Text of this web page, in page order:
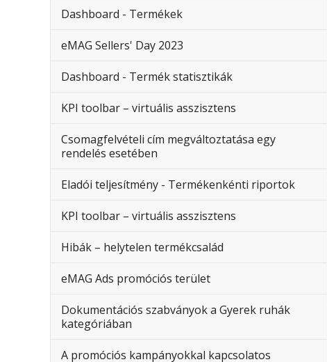
Dashboard - Termékek
eMAG Sellers' Day 2023
Dashboard - Termék statisztikák
KPI toolbar – virtuális asszisztens
Csomagfelvételi cím megváltoztatása egy
rendelés esetében
Eladói teljesítmény - Termékenkénti riportok
KPI toolbar – virtuális asszisztens
Hibák – helytelen termékcsalád
eMAG Ads promóciós terület
Dokumentációs szabványok a Gyerek ruhák
kategóriában
A promóciós kampányokkal kapcsolatos